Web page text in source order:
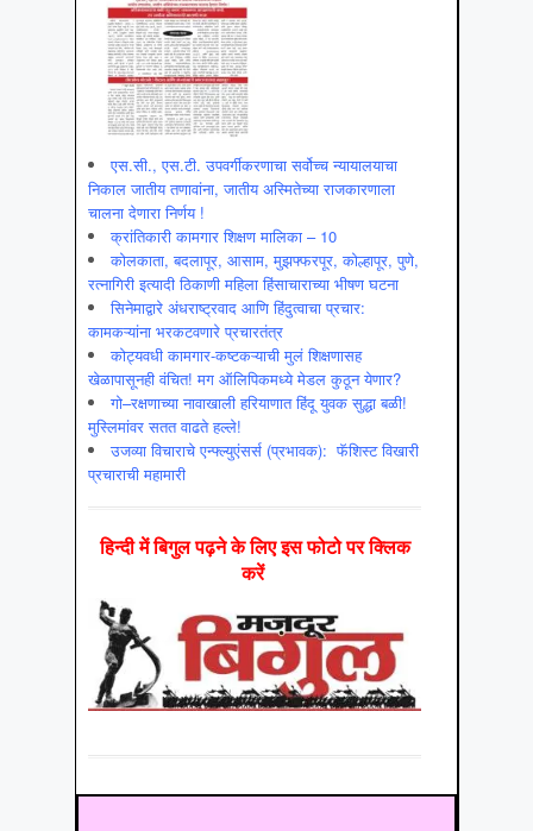
एस.सी., एस.टी. उपवर्गीकरणाचा सर्वोच्च न्यायालयाचा
निकाल जातीय तणावांना, जातीय अस्मितेच्या राजकारणाला
चालना देणारा निर्णय !
क्रांतिकारी कामगार शिक्षण मालिका – 10
कोलकाता, बदलापूर, आसाम, मुझफ्फरपूर, कोल्हापूर, पुणे,
रत्नागिरी इत्यादी ठिकाणी महिला हिंसाचाराच्या भीषण घटना
सिनेमाद्वारे अंधराष्ट्रवाद आणि हिंदुत्वाचा प्रचार:
कामकऱ्यांना भरकटवणारे प्रचारतंत्र
कोट्यवधी कामगार-कष्टकऱ्याची मुलं शिक्षणासह
खेळापासूनही वंचित! मग ऑलिपिकमध्ये मेडल कुठून येणार?
गो–रक्षणाच्या नावाखाली हरियाणात हिंदू युवक सुद्धा बळी!
मुस्लिमांवर सतत वाढते हल्ले!
उजव्या विचाराचे एन्फ्ल्युएंसर्स (प्रभावक): फॅशिस्ट विखारी
प्रचाराची महामारी
हिन्‍दी में बिगुल पढ़ने के लिए इस फोटो पर क्लिक
करें